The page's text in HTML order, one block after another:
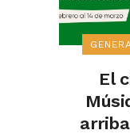
El